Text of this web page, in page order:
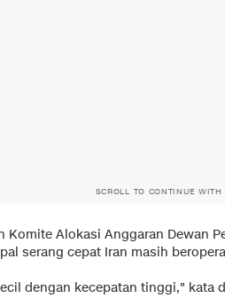
SCROLL TO CONTINUE WITH
Komite Alokasi Anggaran Dewan
serang cepat Iran masih
dengan kecepatan tinggi," kata